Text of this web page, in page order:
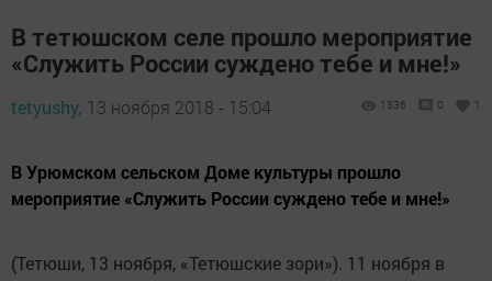
В тетюшском селе прошло мероприятие
«Служить России суждено тебе и мне!»
tetyushy, 13 ноября 2018 - 15:04 1336 0 1
В Урюмском сельском Доме культуры прошло
мероприятие «Служить России суждено тебе и мне!»
(Тетюши, 13 ноября, «Тетюшские зори»). 11 ноября в